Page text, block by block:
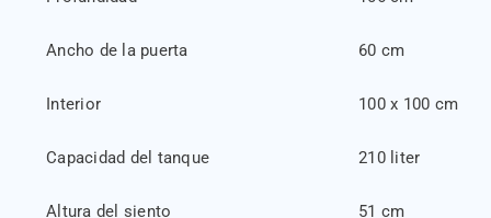
Ancho de la puerta 60 cm
Interior 100 x 100 cm
Capacidad del tanque 210 liter
Altura del siento 51 cm